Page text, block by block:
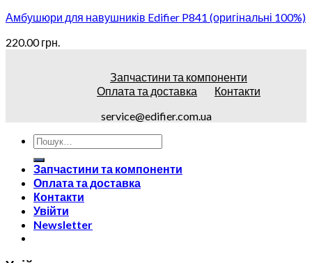
Амбушюри для навушників Edifier P841 (оригінальні 100%)
220.00грн.
Запчастини та компоненти
Оплата та доставка
Контакти
service@edifier.com.ua
Запчастини та компоненти
Оплата та доставка
Контакти
Увійти
Newsletter